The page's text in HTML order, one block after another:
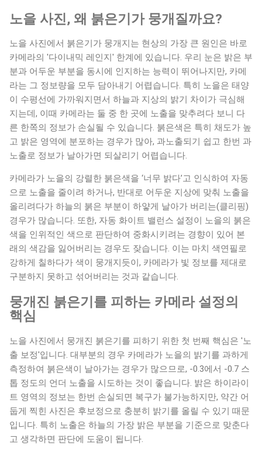
노을 사진, 왜 붉은기가 뭉개질까요?
노을 사진에서 붉은기가 뭉개지는 현상의 가장 큰 원인은 바로
카메라의 '다이내믹 레인지' 한계에 있습니다. 우리 눈은 밝은 부
분과 어두운 부분을 동시에 인지하는 능력이 뛰어나지만, 카메
라는 그 정보량을 모두 담아내기 어렵습니다. 특히 노을은 태양
이 수평선에 가까워지면서 하늘과 지상의 밝기 차이가 극심해
지는데, 이때 카메라는 둘 중 한 곳에 노출을 맞추려다 보니 다
른 한쪽의 정보가 손실될 수 있습니다. 붉은색은 특히 채도가 높
고 밝은 영역에 분포하는 경우가 많아, 과노출되기 쉽고 한번 과
노출로 정보가 날아가면 되살리기 어렵습니다.
카메라가 노을의 강렬한 붉은색을 ‘너무 밝다’고 인식하여 자동
으로 노출을 줄이려 하거나, 반대로 어두운 지상에 맞춰 노출을
올리려다가 하늘의 붉은 부분이 하얗게 날아가 버리는(클리핑)
경우가 많습니다. 또한, 자동 화이트 밸런스 설정이 노을의 붉은
색을 인위적인 색으로 판단하여 중화시키려는 경향이 있어 본
래의 색감을 잃어버리는 경우도 잦습니다. 이는 마치 색연필로
강하게 칠하다가 색이 뭉개지듯이, 카메라가 빛 정보를 제대로
구분하지 못하고 섞어버리는 것과 같습니다.
뭉개진 붉은기를 피하는 카메라 설정의
핵심
노을 사진에서 뭉개진 붉은기를 피하기 위한 첫 번째 핵심은 '노
출 보정'입니다. 대부분의 경우 카메라가 노을의 밝기를 과하게
측정하여 붉은색이 날아가는 경우가 많으므로, -0.3에서 -0.7 스
톱 정도의 언더 노출을 시도하는 것이 좋습니다. 밝은 하이라이
트 영역의 정보는 한번 손실되면 복구가 불가능하지만, 약간 어
둡게 찍힌 사진은 후보정으로 충분히 밝기를 올릴 수 있기 때문
입니다. 특히 노출은 하늘의 가장 밝은 부분을 기준으로 맞춘다
고 생각하면 판단에 도움이 됩니다.